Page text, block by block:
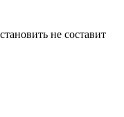
не составит